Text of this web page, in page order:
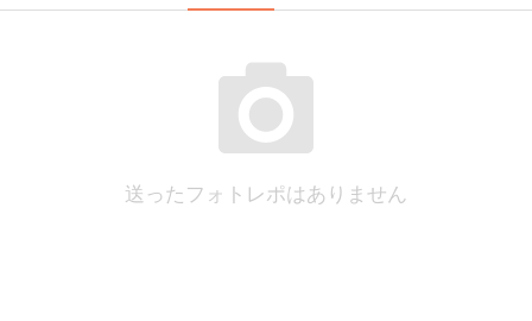
送ったフォトレポはありません